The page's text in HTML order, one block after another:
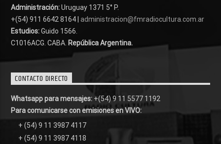
Administración:Uruguay 1371 5° P.
+(54) 911 6642 8164 | administracion@fmradiocultura.com.ar
Estudios:Guido 1566.
C1016ACG. CABA. República Argentina.
CONTACTO DIRECTO
Whatsapp para mensajes: +(54) 9 11 5577 1192
Para comunicarse con emisiones en VIVO:
+ (54) 9 11 3987 4117
+ (54) 9 11 3987 4118